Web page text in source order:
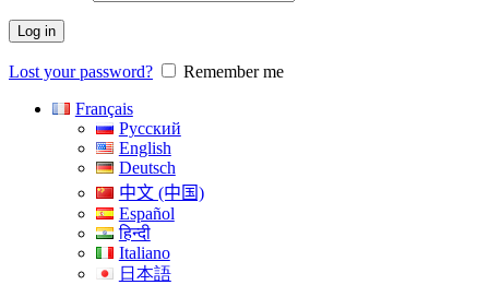
Log in
Lost your password?
Remember me
Français
Русский
English
Deutsch
中文 (中国)
Español
हिन्दी
Italiano
日本語